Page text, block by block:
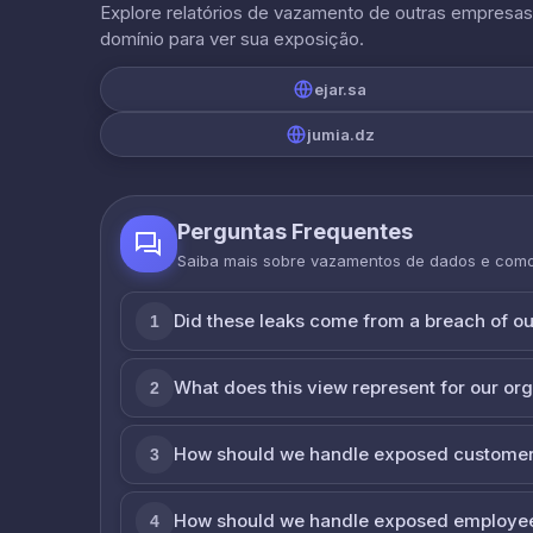
Explore relatórios de vazamento de outras
domínio para ver sua exposição.
ejar.sa
jumia.dz
Perguntas Frequentes
Saiba mais sobre vazamentos de dados e
1 Did these leaks come from a breach of
2 What does this view represent for our
3 How should we handle exposed
4 How should we handle exposed